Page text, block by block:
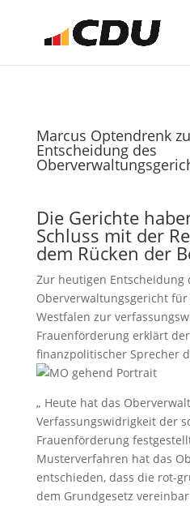
Marcus Optendrenk
Entscheidung des
Die Gerichte
Schluss mit der
dem Rücken der
Zur heutigen Entscheidung
Oberverwaltungsgericht
Westfalen zur
Frauenförderung erklärt
finanzpolitischer Sprecher
„ Heute hat das
Verfassungswidrigkeit der
Frauenförderung
Musterverfahren hat das
entschieden, dass die rot-
dem Grundgesetz